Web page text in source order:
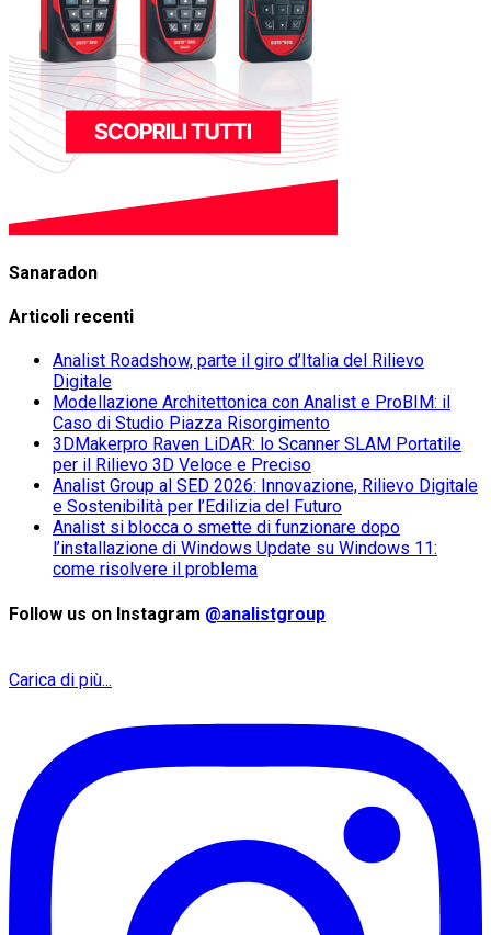
Sanaradon
Articoli recenti
Analist Roadshow, parte il giro d’Italia del Rilievo
Digitale
Modellazione Architettonica con Analist e ProBIM: il
Caso di Studio Piazza Risorgimento
3DMakerpro Raven LiDAR: lo Scanner SLAM Portatile
per il Rilievo 3D Veloce e Preciso
Analist Group al SED 2026: Innovazione, Rilievo Digitale
e Sostenibilità per l’Edilizia del Futuro
Analist si blocca o smette di funzionare dopo
l’installazione di Windows Update su Windows 11:
come risolvere il problema
Follow us on Instagram @analistgroup
Carica di più...